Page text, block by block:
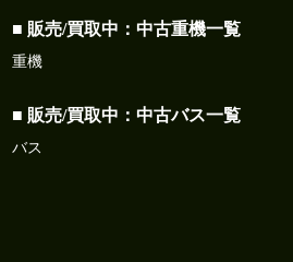
■ 販売/買取中：中古重機一覧
重機
■ 販売/買取中：中古バス一覧
バス